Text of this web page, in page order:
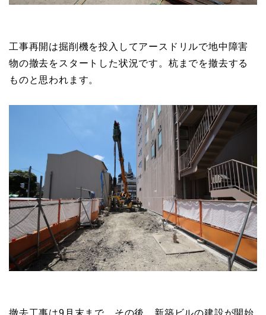
工事再開は掘削機を投入してアースドリルで地中障害
物の撤去をスタートした状況です。杭までを撤去する
ものと思われます。
撤去工事は9月末まで。その後、新築ビルの建設が開始